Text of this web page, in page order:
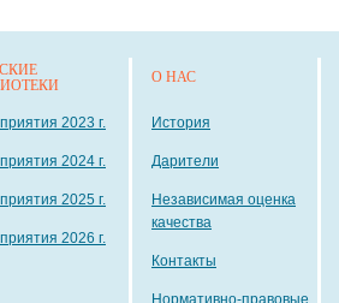
2023 г.
2024 г.
2025 г.
2026 г.
О НАС
История
Дарители
Независимая оценка
качества
Контакты
Нормативно-правовые